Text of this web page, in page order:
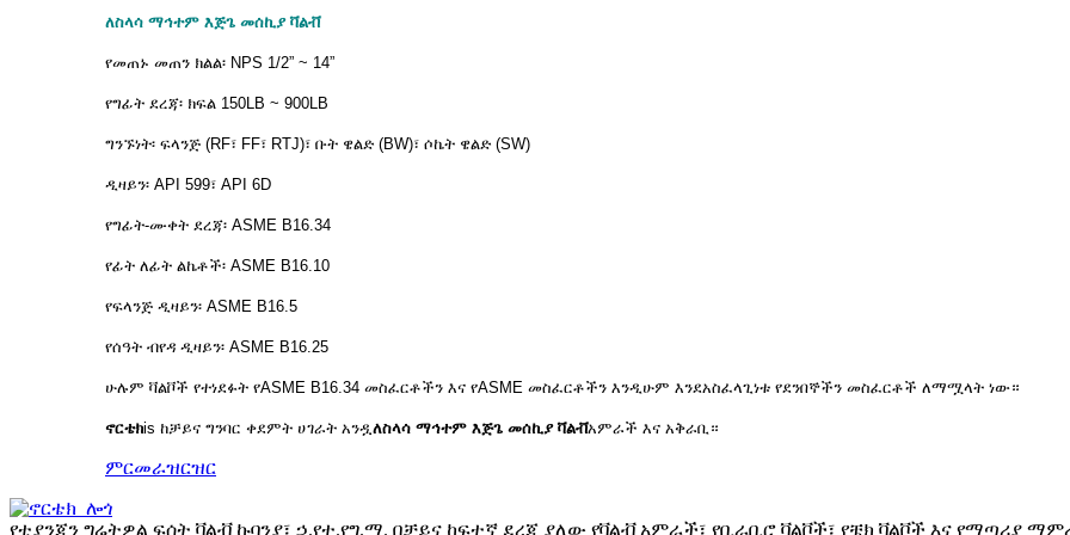
ለስላሳ ማኅተም እጅጌ መሰኪያ ቫልቭ
የመጠኑ መጠን ክልል፡ NPS 1/2” ~ 14”
የግፊት ደረጃ፡ ክፍል 150LB ~ 900LB
ግንኙነት፡ ፍላንጅ (RF፣ FF፣ RTJ)፣ ቡት ዌልድ (BW)፣ ሶኬት ዌልድ (SW)
ዲዛይን፡ API 599፣ API 6D
የግፊት-ሙቀት ደረጃ፡ ASME B16.34
የፊት ለፊት ልኬቶች፡ ASME B16.10
የፍላንጅ ዲዛይን፡ ASME B16.5
የሰዓት ብየዳ ዲዛይን፡ ASME B16.25
ሁሉም ቫልቮች የተነደፉት የASME B16.34 መስፈርቶችን እና የASME መስፈርቶችን እንዲሁም እንደአስፈላጊነቱ የደንበኞችን መስፈርቶች ለማሟላት ነው።
ኖርቴክis ከቻይና ግንባር ቀደምት ሀገራት አንዷ ለስላሳ ማኅተም እጅጌ መሰኪያ ቫልቭአምራች እና አቅራቢ።
ምርመራዝርዝር
የቲያንጂን ግሬትዎል ፍሰት ቫልቭ ኩባንያ፣ ኃ.የተ.የግ.ማ. በቻይና ከፍተኛ ደረጃ ያለው የቫልቭ አምራች፣ የቢራቢሮ ቫልቮች፣ የቼክ ቫልቮች እና የማጣሪያ